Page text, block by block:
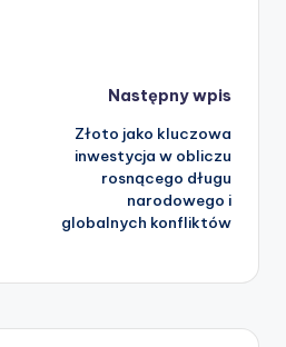
Następny wpis
Złoto jako kluczowa
inwestycja w obliczu
rosnącego długu
narodowego i
globalnych konfliktów